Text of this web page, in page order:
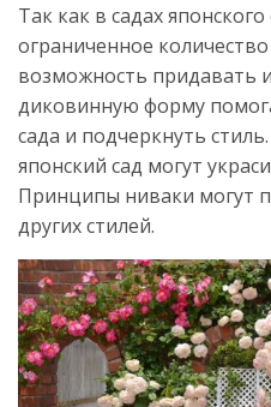
Так как в садах японского
ограниченное
возможность придавать
диковинную форму
сада и подчеркнуть
японский сад могут
Принципы ниваки могут
других стилей.